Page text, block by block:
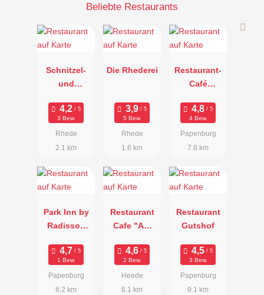
Beliebte Restaurants
Schnitzel-
und
Olle Rheen
3 Bew.
Rhede
2.1 km
Die Rhederei
5 Bew.
Rhede
1.6 km
Restaurant-
Café
4 Bew.
Papenburg
7.8 km
Park Inn by
Radisson
1 Bew.
Papenburg
8.2 km
Restaurant
Cafe "Am
2 Bew.
Heede
8.1 km
Restaurant
Gutshof
3 Bew.
Papenburg
9.1 km